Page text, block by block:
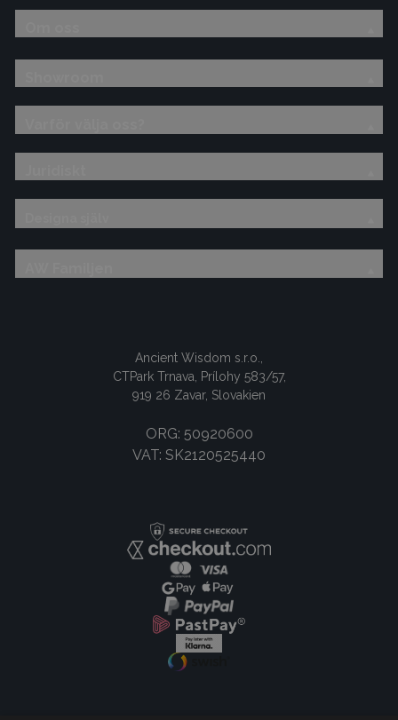
Ancient Wisdom s.r.o.,
CTPark Trnava, Prílohy 583/57,
919 26 Zavar, Slovakien
ORG: 50920600
VAT: SK2120525440